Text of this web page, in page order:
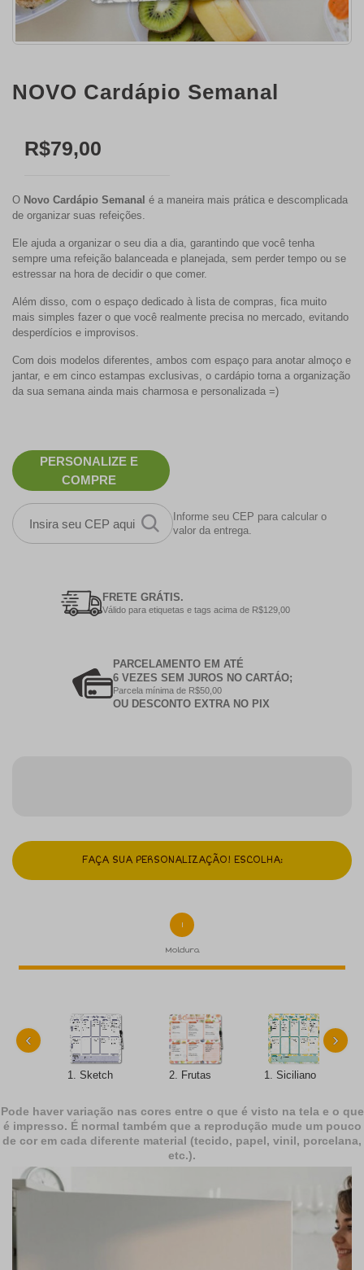
NOVO Cardápio Semanal
R$79,00
O Novo Cardápio Semanal é a maneira mais prática e descomplicada
de organizar suas refeições.
Ele ajuda a organizar o seu dia a dia, garantindo que você tenha
sempre uma refeição balanceada e planejada, sem perder tempo ou se
estressar na hora de decidir o que comer.
Além disso, com o espaço dedicado à lista de compras, fica muito
mais simples fazer o que você realmente precisa no mercado, evitando
desperdícios e improvisos.
Com dois modelos diferentes, ambos com espaço para anotar almoço e
jantar, e em cinco estampas exclusivas, o cardápio torna a organização
da sua semana ainda mais charmosa e personalizada =)
PERSONALIZE E
COMPRE
Informe seu CEP para calcular o
valor da entrega.
FRETE GRÁTIS.
Válido para etiquetas e tags acima de R$129,00
PARCELAMENTO EM ATÉ
6 VEZES SEM JUROS NO CARTÁO;
Parcela mínima de R$50,00
OU DESCONTO EXTRA NO PIX
FAÇA SUA PERSONALIZAÇÃO! ESCOLHA:
1
Moldura
1. Sketch 2. Frutas 1. Siciliano
‹ ›
Pode haver variação nas cores entre o que é visto na tela e o que
é impresso. É normal também que a reprodução mude um pouco
de cor em cada diferente material (tecido, papel, vinil, porcelana,
etc.).